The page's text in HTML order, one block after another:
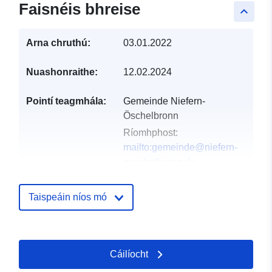
keyboard_arrow_up
Faisnéis bhreise
Arna chruthú: 03.01.2022
Nuashonraithe: 12.02.2024
Pointí teagmhála:
Gemeinde Niefern-
Öschelbronn
Ríomhphost:
mailto:gemeinde@niefern-
75223, Deutschland
oeschelbronn.de
Taispeáin níos mó
Cáilíocht